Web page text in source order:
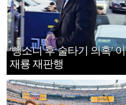
‘뺑소니 후 술타기 의혹’ 이
재룡 재판행